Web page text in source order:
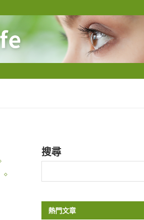
搜尋
熱門文章